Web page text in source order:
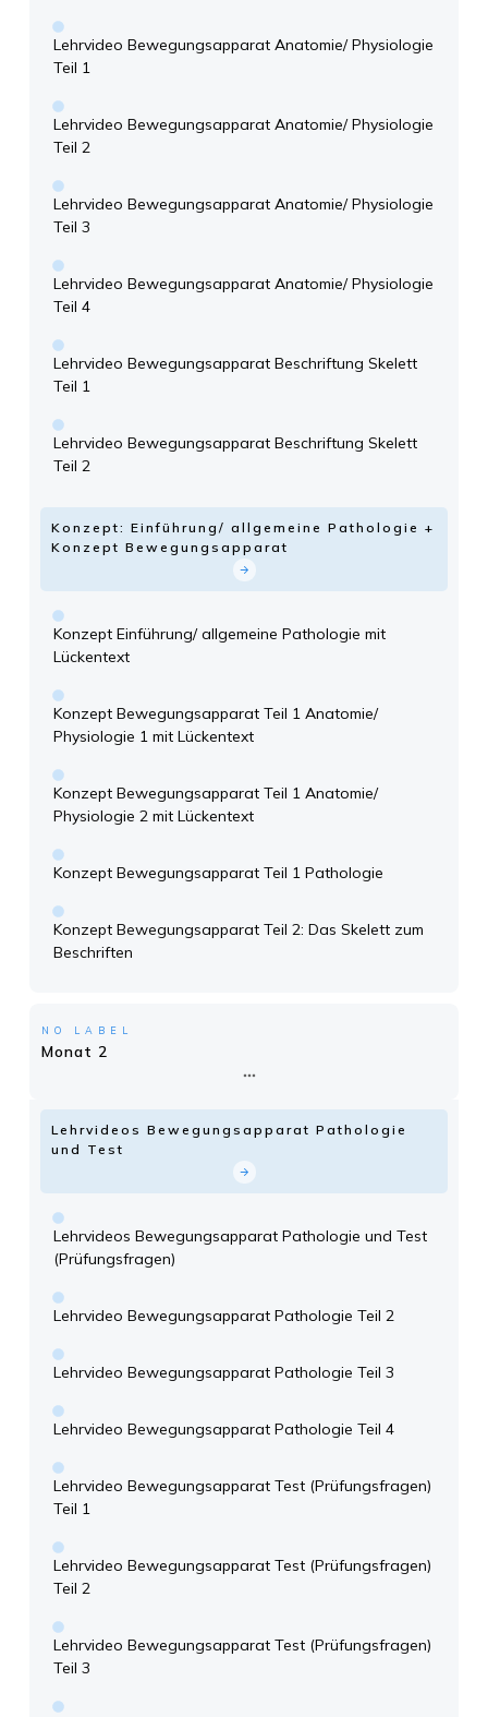
Lehrvideo Bewegungsapparat Anatomie/ Physiologie
Teil 1
Lehrvideo Bewegungsapparat Anatomie/ Physiologie
Teil 2
Lehrvideo Bewegungsapparat Anatomie/ Physiologie
Teil 3
Lehrvideo Bewegungsapparat Anatomie/ Physiologie
Teil 4
Lehrvideo Bewegungsapparat Beschriftung Skelett
Teil 1
Lehrvideo Bewegungsapparat Beschriftung Skelett
Teil 2
Konzept: Einführung/ allgemeine Pathologie +
Konzept Bewegungsapparat
Konzept Einführung/ allgemeine Pathologie mit
Lückentext
Konzept Bewegungsapparat Teil 1 Anatomie/
Physiologie 1 mit Lückentext
Konzept Bewegungsapparat Teil 1 Anatomie/
Physiologie 2 mit Lückentext
Konzept Bewegungsapparat Teil 1 Pathologie
Konzept Bewegungsapparat Teil 2: Das Skelett zum
Beschriften
NO LABEL
Monat 2
Lehrvideos Bewegungsapparat Pathologie
und Test
Lehrvideos Bewegungsapparat Pathologie und Test
(Prüfungsfragen)
Lehrvideo Bewegungsapparat Pathologie Teil 2
Lehrvideo Bewegungsapparat Pathologie Teil 3
Lehrvideo Bewegungsapparat Pathologie Teil 4
Lehrvideo Bewegungsapparat Test (Prüfungsfragen)
Teil 1
Lehrvideo Bewegungsapparat Test (Prüfungsfragen)
Teil 2
Lehrvideo Bewegungsapparat Test (Prüfungsfragen)
Teil 3